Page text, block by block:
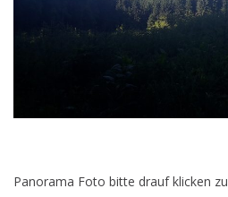
Panorama Foto bitte drauf klicken